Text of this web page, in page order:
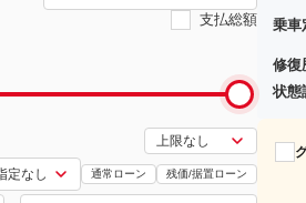
支払総額
通常ローン 残価/据置ローン
乗車
修復
状態